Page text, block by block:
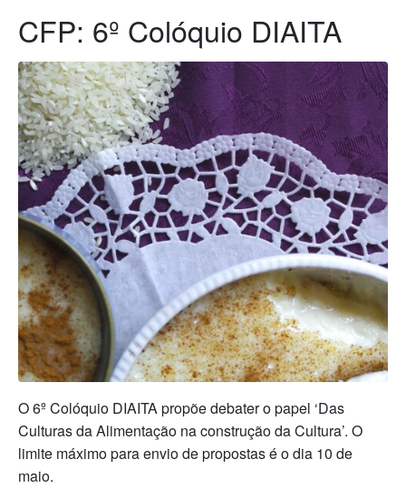
CFP: 6º Colóquio DIAITA
​O 6º Colóquio DIAITA propõe debater o papel ‘Das
Culturas da Alimentação na construção da Cultura’. O
limite máximo para envio de propostas é o dia 10 de
maio.